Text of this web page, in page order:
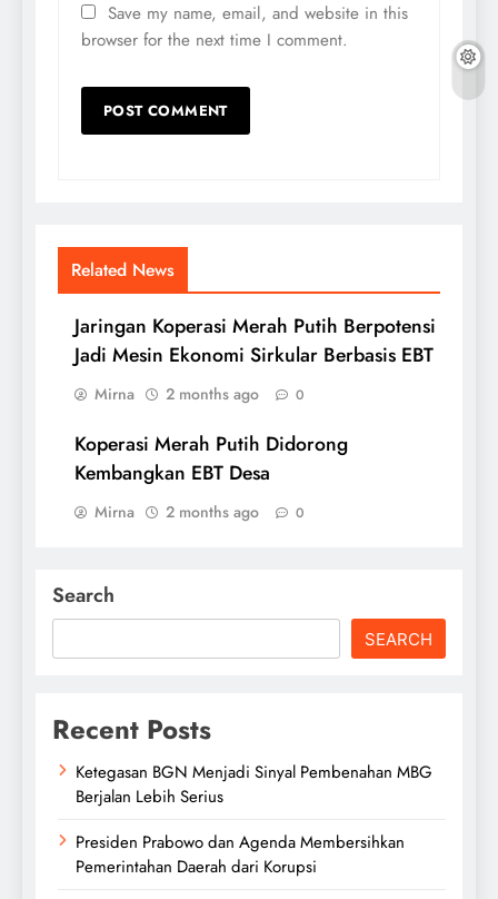
Save my name, email, and website in this
browser for the next time I comment.
Related News
Jaringan Koperasi Merah Putih Berpotensi
Jadi Mesin Ekonomi Sirkular Berbasis EBT
Mirna 2 months ago 0
Koperasi Merah Putih Didorong
Kembangkan EBT Desa
Mirna 2 months ago 0
Search
SEARCH
Recent Posts
Ketegasan BGN Menjadi Sinyal Pembenahan MBG
Berjalan Lebih Serius
Presiden Prabowo dan Agenda Membersihkan
Pemerintahan Daerah dari Korupsi